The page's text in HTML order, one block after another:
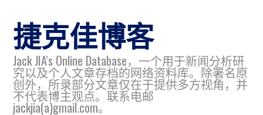
捷克佳博客
Jack JIA's Online Database，一个用于新闻分析研
究以及个人文章存档的网络资料库。除署名原
创外，所录部分文章仅在于提供多方视角，并
不代表博主观点。联系电邮
jackjia(a)gmail.com。